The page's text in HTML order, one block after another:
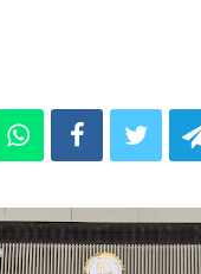
Video
Player